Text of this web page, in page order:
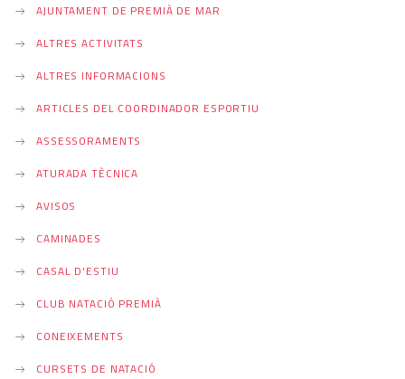
AJUNTAMENT DE PREMIÀ DE MAR
ALTRES ACTIVITATS
ALTRES INFORMACIONS
ARTICLES DEL COORDINADOR ESPORTIU
ASSESSORAMENTS
ATURADA TÈCNICA
AVISOS
CAMINADES
CASAL D'ESTIU
CLUB NATACIÓ PREMIÀ
CONEIXEMENTS
CURSETS DE NATACIÓ